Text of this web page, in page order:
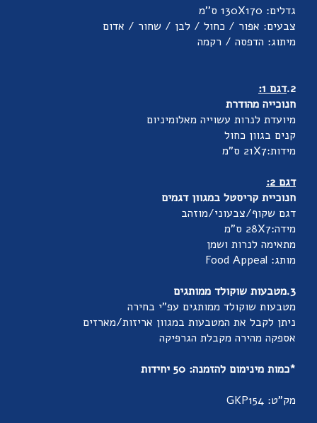
גדלים: 130X170 ס''מ
צבעים: אפור / כחול / לבן / שחור / אדום
מיתוג: הדפסה / רקמה
2. דגם 1:
חנוכייה מהודרת
מיועדת לנרות עשוייה מאלומיניום
קנים בגוון כחול
מידות:21X7 ס"מ
דגם 2:
חנוכיית קריסטל במגוון דגמים
דגם שקוף/צבעוני/מוזהב
מידה:28X7 ס"מ
מתאימה לנרות ושמן
מותג: Food Appeal
3.מטבעות שוקולד ממותגים
מטבעות שוקולד ממותגים עפ"י בחירה
ניתן לקבל את המטבעות במגוון אריזות/מארזים
אספקה מהירה מקבלת הגרפיקה
*כמות מינימום להזמנה: 50 יחידות
מק"ט: GKP154